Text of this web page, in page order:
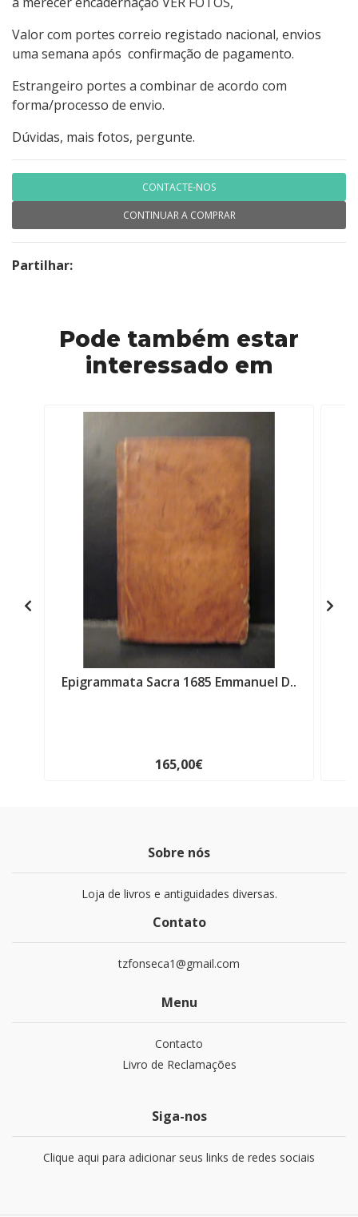
Valor com portes correio registado nacional, envios
uma semana após confirmação de pagamento.
Estrangeiro portes a combinar de acordo com
forma/processo de envio.
Dúvidas, mais fotos, pergunte.
CONTACTE-NOS
CONTINUAR A COMPRAR
Partilhar:
Pode também estar
interessado em
Epigrammata Sacra 1685 Emmanuel D..
165,00€
Sobre nós
Loja de livros e antiguidades diversas.
Contato
tzfonseca1@gmail.com
Menu
Contacto
Livro de Reclamações
Siga-nos
Clique aqui para adicionar seus links de redes sociais